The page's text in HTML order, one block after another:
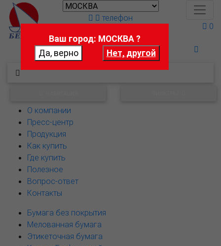
Поможем выбрать
телефон
0
О компании
Пресс-центр
Продукция
Как купить
Где купить
Полезное
Вопрос-ответ
Контакты
Бумага без покрытия
Мелованная бумага
Этикеточная бумага
Ваш город: МОСКВА ?